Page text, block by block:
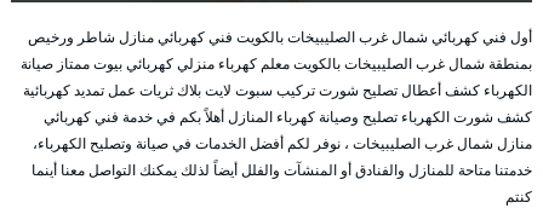
أول فني كهربائي شمال غرب الصليبيخات بالكويت فني كهربائي منازل شاطر ورخيص
بمنطقة شمال غرب الصليبيخات بالكويت معلم كهرباء منزلي كهربائي بيوت ممتاز صيانة
الكهرباء كشف أعطال تصليح شورت تركيب سبوت لايت بلاك ثريات عمل تمديد كهربائية
كشف شورت الكهرباء تصليح وصيانة كهرباء المنازل أهلاً بكم في خدمة فني كهربائي
منازل شمال غرب الصليبيخات ، نوفر لكم أفضل الخدمات في صيانة وتصليح الكهرباء،
خدمتنا متاحة للمنازل والفنادق أو المنشآت والفلل أيضاً لذلك يمكنك التواصل معنا أينما
كنتم